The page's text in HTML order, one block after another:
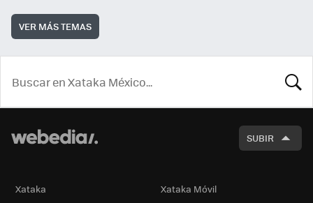
VER MÁS TEMAS
SUBIR
Xataka Xataka Móvil